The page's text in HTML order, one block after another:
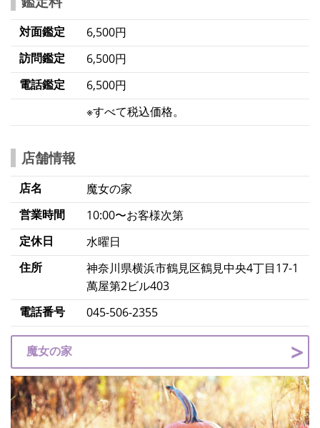
対面鑑定
6,500円
訪問鑑定
6,500円
電話鑑定
6,500円
※すべて税込価格。
店舗情報
店名
魔女の家
営業時間
10:00〜お客様次第
定休日
水曜日
住所
神奈川県横浜市鶴見区鶴見中央4丁目17-1
萬屋第2ビル403
電話番号
045-506-2355
魔女の家